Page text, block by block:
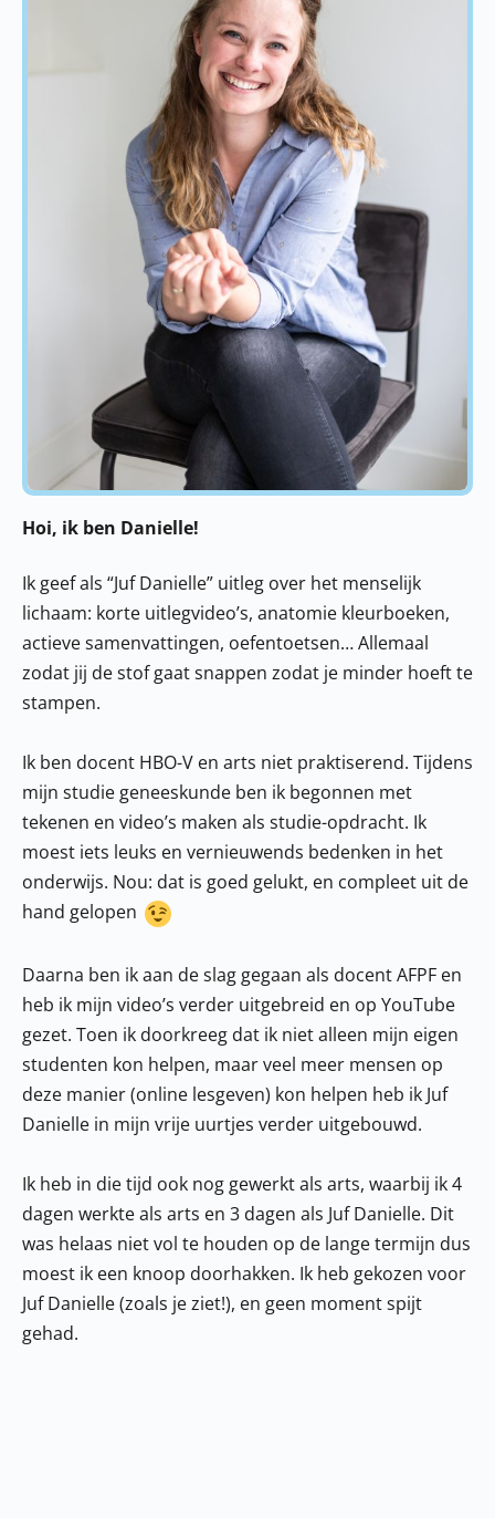
Hoi, ik ben Danielle!
Ik geef als “Juf Danielle” uitleg over het menselijk
lichaam: korte uitlegvideo’s, anatomie kleurboeken,
actieve samenvattingen, oefentoetsen… Allemaal
zodat jij de stof gaat snappen zodat je minder hoeft te
stampen.
Ik ben docent HBO-V en arts niet praktiserend. Tijdens
mijn studie geneeskunde ben ik begonnen met
tekenen en video’s maken als studie-opdracht. Ik
moest iets leuks en vernieuwends bedenken in het
onderwijs. Nou: dat is goed gelukt, en compleet uit de
hand gelopen
Daarna ben ik aan de slag gegaan als docent AFPF en
heb ik mijn video’s verder uitgebreid en op YouTube
gezet. Toen ik doorkreeg dat ik niet alleen mijn eigen
studenten kon helpen, maar veel meer mensen op
deze manier (online lesgeven) kon helpen heb ik Juf
Danielle in mijn vrije uurtjes verder uitgebouwd.
Ik heb in die tijd ook nog gewerkt als arts, waarbij ik 4
dagen werkte als arts en 3 dagen als Juf Danielle. Dit
was helaas niet vol te houden op de lange termijn dus
moest ik een knoop doorhakken. Ik heb gekozen voor
Juf Danielle (zoals je ziet!), en geen moment spijt
gehad.